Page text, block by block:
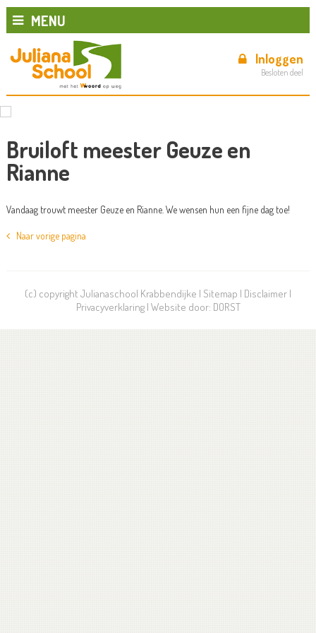
MENU
Inloggen
Besloten deel
Bruiloft meester Geuze en
Rianne
Vandaag trouwt meester Geuze en Rianne. We wensen hun een fijne dag toe!
Naar vorige pagina
(c) copyright Julianaschool Krabbendijke | Sitemap | Disclaimer |
Privacyverklaring| Website door: DORST